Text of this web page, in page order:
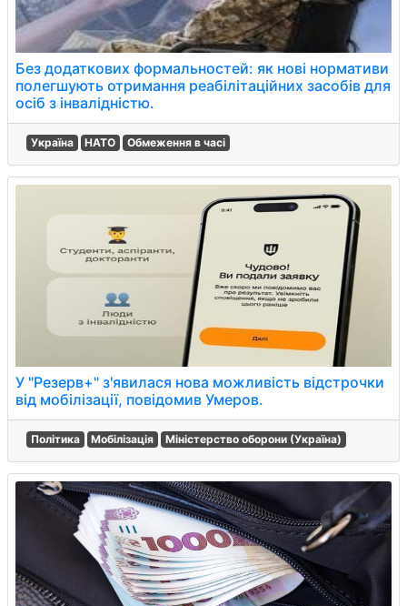
Без додаткових формальностей: як нові нормативи
полегшують отримання реабілітаційних засобів для
осіб з інвалідністю.
Україна НАТО Обмеження в часі
У "Резерв+" з'явилася нова можливість відстрочки
від мобілізації, повідомив Умеров.
Політика Мобілізація Міністерство оборони (Україна)